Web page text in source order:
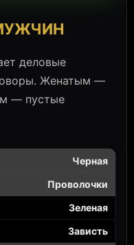
деловые
Женатым —
— пустые
Черная
Проволочки
Зеленая
Зависть